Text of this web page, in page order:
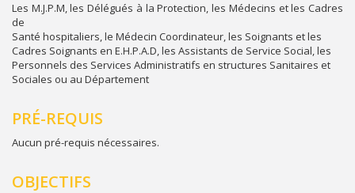
Les M.J.P.M, les Délégués à la Protection, les Médecins et les Cadres
de
Santé hospitaliers, le Médecin Coordinateur, les Soignants et les
Cadres Soignants en E.H.P.A.D, les Assistants de Service Social, les
Personnels des Services Administratifs en structures Sanitaires et
Sociales ou au Département
PRÉ-REQUIS
Aucun pré-requis nécessaires.
OBJECTIFS